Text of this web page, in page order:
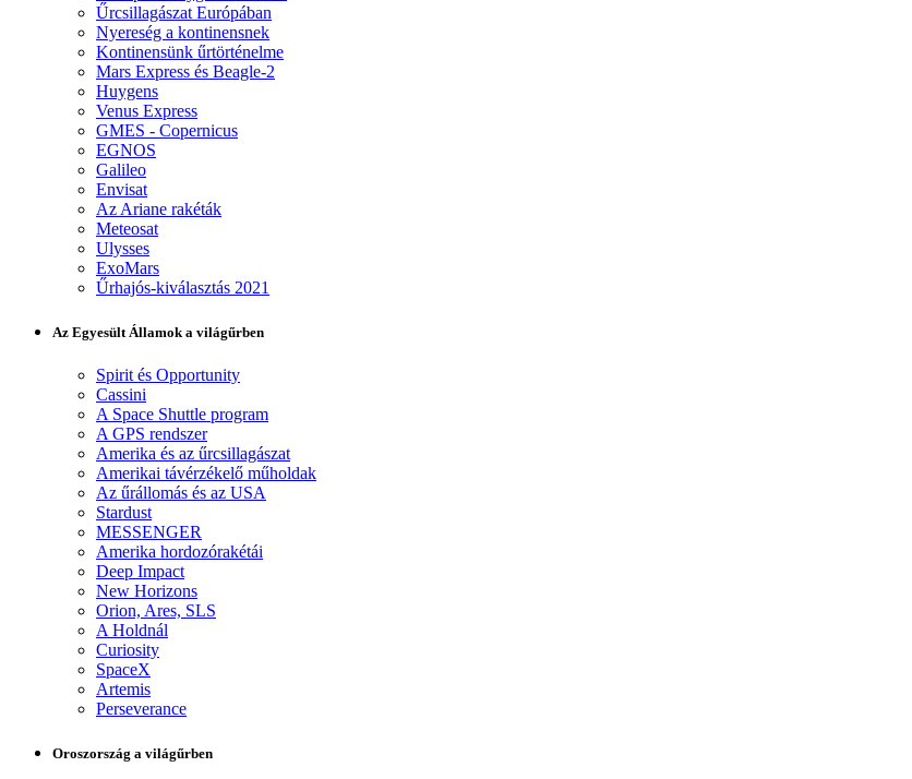
Űrcsillagászat Európában
Nyereség a kontinensnek
Kontinensünk űrtörténelme
Mars Express és Beagle-2
Huygens
Venus Express
GMES - Copernicus
EGNOS
Galileo
Envisat
Az Ariane rakéták
Meteosat
Ulysses
ExoMars
Űrhajós-kiválasztás 2021
Az Egyesült Államok a világűrben
Spirit és Opportunity
Cassini
A Space Shuttle program
A GPS rendszer
Amerika és az űrcsillagászat
Amerikai távérzékelő műholdak
Az űrállomás és az USA
Stardust
MESSENGER
Amerika hordozórakétái
Deep Impact
New Horizons
Orion, Ares, SLS
A Holdnál
Curiosity
SpaceX
Artemis
Perseverance
Oroszország a világűrben